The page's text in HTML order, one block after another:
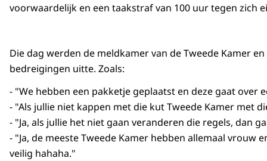
voorwaardelijk en een taakstraf van 100 uur tegen zich
Die dag werden de meldkamer van de Tweede Kamer
bedreigingen uitte. Zoals:
- "We hebben een pakketje geplaatst en deze gaat over
- "Als jullie niet kappen met die kut Tweede Kamer met
- "Ja, als jullie het niet gaan veranderen die regels, dan
- "Ja, de meeste Tweede Kamer hebben allemaal
veilig hahaha."